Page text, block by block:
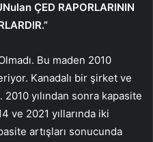
ÇED RAPORLARININ
Bu maden 2010
Kanadalı bir şirket ve
yılından sonra kapasite
ve 2021 yıllarında iki
artışları sonucunda